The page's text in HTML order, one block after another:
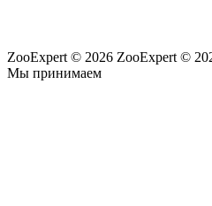
ZooExpert © 2026 ZooExpert ©
Мы принимаем